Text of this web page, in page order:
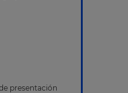
presentación